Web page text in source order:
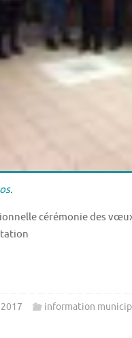
.
cérémonie des
information